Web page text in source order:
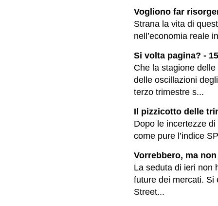
Vogliono far
Strana la vita di
nell’economia reale
Si volta pagina? -
Che la stagione
delle oscillazioni
terzo trimestre s...
Il pizzicotto delle
Dopo le incertezze
come pure l’indice
Vorrebbero, ma
La seduta di ieri non
future dei mercati. Si
Street...